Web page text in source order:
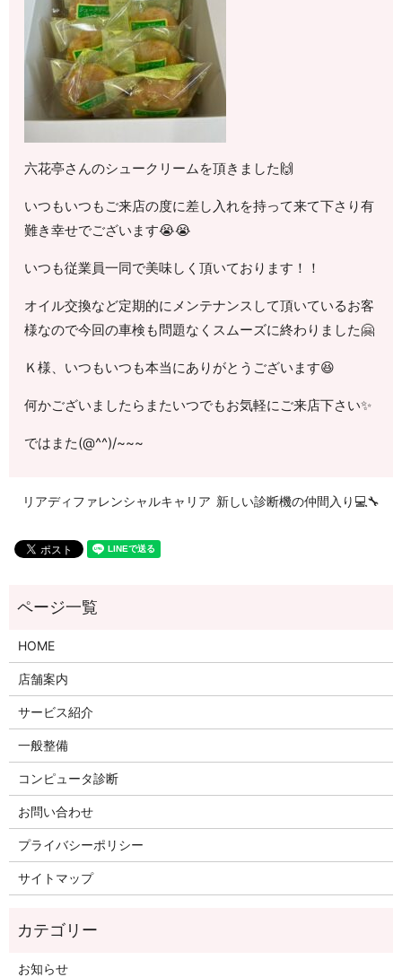
六花亭さんのシュークリームを頂きました🙌
いつもいつもご来店の度に差し入れを持って来て下さり有
難き幸せでございます😭😭
いつも従業員一同で美味しく頂いております！！
オイル交換など定期的にメンテナンスして頂いているお客
様なので今回の車検も問題なくスムーズに終わりました🤗
Ｋ様、いつもいつも本当にありがとうございます😆
何かございましたらまたいつでもお気軽にご来店下さい✨
ではまた(@^^)/~~~
リアディファレンシャルキャリア 新しい診断機の仲間入り💻🔧
HOME
店舗案内
サービス紹介
一般整備
コンピュータ診断
お問い合わせ
プライバシーポリシー
サイトマップ
お知らせ